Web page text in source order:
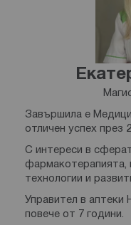
Завършила е
отличен успех през
С интереси в
фармакотерапията,
технологии и
Управител в
повече от 7 години.